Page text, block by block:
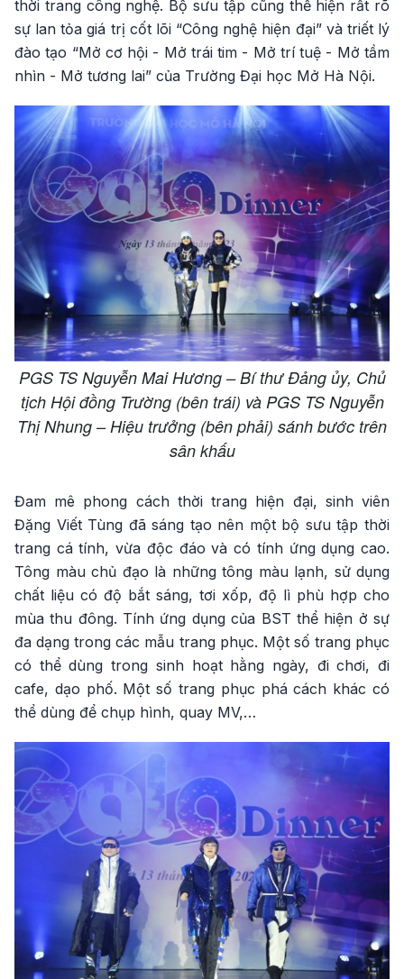
thời trang công nghệ. Bộ sưu tập cũng thể hiện rất rõ
sự lan tỏa giá trị cốt lõi “Công nghệ hiện đại” và triết lý
đào tạo “Mở cơ hội - Mở trái tim - Mở trí tuệ - Mở tầm
nhìn - Mở tương lai” của Trường Đại học Mở Hà Nội.
PGS TS Nguyễn Mai Hương – Bí thư Đảng ủy, Chủ
tịch Hội đồng Trường (bên trái) và PGS TS Nguyễn
Thị Nhung – Hiệu trưởng (bên phải) sánh bước trên
sân khấu
Đam mê phong cách thời trang hiện đại, sinh viên
Đặng Viết Tùng đã sáng tạo nên một bộ sưu tập thời
trang cá tính, vừa độc đáo và có tính ứng dụng cao.
Tông màu chủ đạo là những tông màu lạnh, sử dụng
chất liệu có độ bắt sáng, tơi xốp, độ lì phù hợp cho
mùa thu đông. Tính ứng dụng của BST thể hiện ở sự
đa dạng trong các mẫu trang phục. Một số trang phục
có thể dùng trong sinh hoạt hằng ngày, đi chơi, đi
cafe, dạo phố. Một số trang phục phá cách khác có
thể dùng để chụp hình, quay MV,…